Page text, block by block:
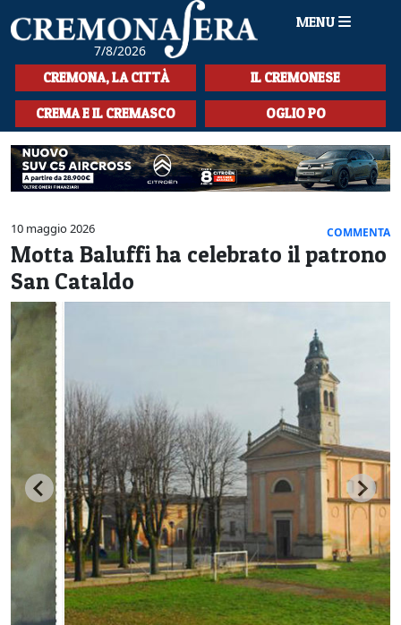
7/8/2026
MENU
HOME
CRONACA
SPORT
LA MUSICA
CULTURA
LA STORIA
SPETTACOLI
L'EDITORIALE
SEZIONI
CERCA
CREMONA, LA CITTÀ IL CREMONESE
CREMA E IL CREMASCO OGLIO PO
10 maggio 2026 COMMENTA
Motta Baluffi ha celebrato il patrono
San Cataldo